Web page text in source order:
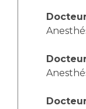
Docteur